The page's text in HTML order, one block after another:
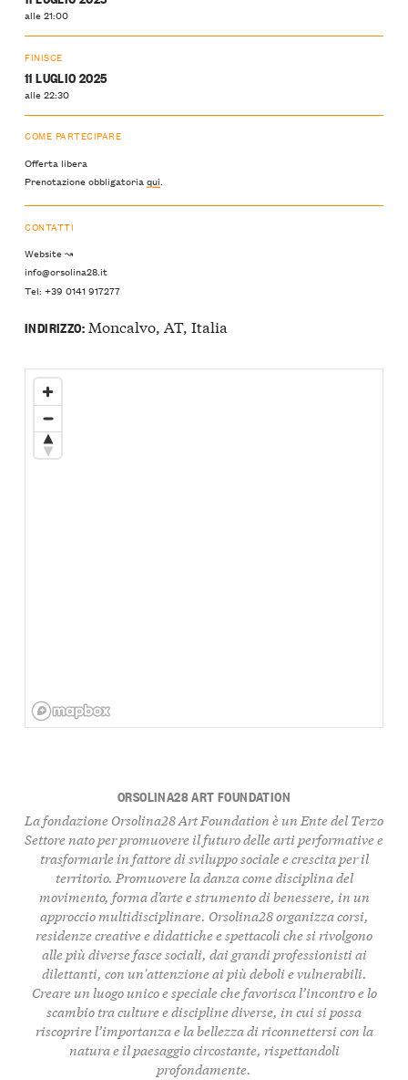
alle 21:00
FINISCE
11 LUGLIO 2025
alle 22:30
COME PARTECIPARE
Offerta libera
Prenotazione obbligatoriaqui.
CONTATTI
Website ↝
info@orsolina28.it
Tel: +39 0141 917277
INDIRIZZO:Moncalvo, AT, Italia
ORSOLINA28 ART FOUNDATION
La fondazione Orsolina28 Art Foundation è unEnte del Terzo
Settorenato per promuovere ilfuturo delle arti performativee
trasformarle in fattore disviluppo socialeecrescita per il
territorio. Promuovere ladanzacomedisciplina del
movimento, forma d’arteestrumento di benessere, in un
approccio multidisciplinare. Orsolina28 organizzacorsi,
residenze creative e didatticheespettacoliche si rivolgono
alle più diversefasce sociali, dai grandi professionistiai
dilettanti, con un'attenzione ai piùdeboli e vulnerabili.
Creare un luogo unico e specialeche favorisca l’incontroe lo
scambiotraculture e discipline diverse, in cui si possa
riscoprire l’importanza e la bellezza di riconnettersi con la
naturae ilpaesaggio circostante, rispettandoli
profondamente.